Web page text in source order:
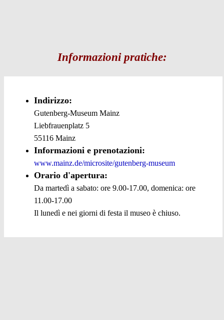
Informazioni pratiche:
Indirizzo:
Gutenberg-Museum Mainz
Liebfrauenplatz 5
55116 Mainz
Informazioni e prenotazioni:
www.mainz.de/microsite/gutenberg-museum
Orario d'apertura:
Da martedì a sabato: ore 9.00-17.00, domenica: ore
11.00-17.00
Il lunedì e nei giorni di festa il museo è chiuso.